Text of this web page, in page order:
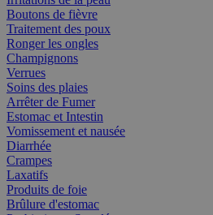
Boutons de fièvre
Traitement des poux
Ronger les ongles
Champignons
Verrues
Soins des plaies
Arrêter de Fumer
Estomac et Intestin
Vomissement et nausée
Diarrhée
Crampes
Laxatifs
Produits de foie
Brûlure d'estomac